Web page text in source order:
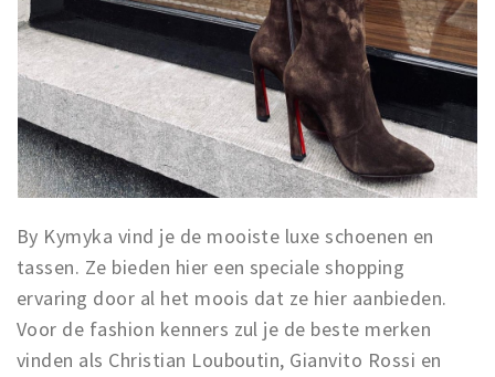
By Kymyka vind je de mooiste luxe schoenen en
tassen. Ze bieden hier een speciale shopping
ervaring door al het moois dat ze hier aanbieden.
Voor de fashion kenners zul je de beste merken
vinden als Christian Louboutin, Gianvito Rossi en